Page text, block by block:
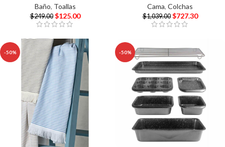
Baño, Toallas
$249.00 $125.00
Cama, Colchas
$1,039.00 $727.30
-50% -50%